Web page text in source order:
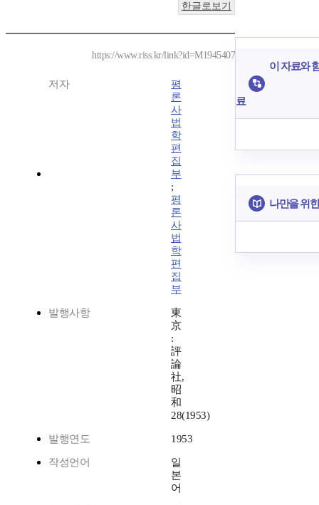
한글로보기
https://www.riss.kr/link?id=M1945407
저자
평
론
사
법
학
편
집
부
;
평
론
사
법
학
편
집
부
발행사항
東
京
:
評
論
社,
昭
和
28(1953)
발행연도 1953
작성언어
일
본
어
이 자료와
료
나만을 위